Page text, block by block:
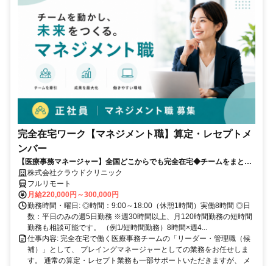
完全在宅ワーク【マネジメント職】算定・レセプトメ
ンバー
【医療事務マネージャー】全国どこからでも完全在宅◆チームをまとめ
る司令塔◆算定・レセプト経験を活かしてキャリアアップ！
株式会社クラウドクリニック
フルリモート
月給220,000円～300,000円
勤務時間・曜日: ◎時間：9:00～18:00（休憩1時間）実働8時間 ◎日
数：平日のみの週5日勤務 ※週30時間以上、月120時間勤務の短時間
勤務も相談可能です。 （例1/短時間勤務）8時間×週4...
仕事内容: 完全在宅で働く医療事務チームの「リーダー・管理職（候
補）」として、 プレイングマネージャーとしての業務をお任せしま
す。 通常の算定・レセプト業務も一部サポートいただきますが、 メ